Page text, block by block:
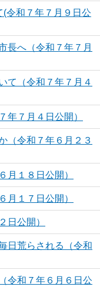
令和７年７月９日公
長へ（令和７年７月
て（令和７年７月４
年７月４日公開）
（令和７年６月２３
月１８日公開）
月１７日公開）
日公開）
日荒らされる（令和
令和７年６月６日公